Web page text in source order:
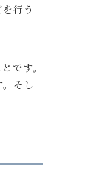
行う
です。
そし